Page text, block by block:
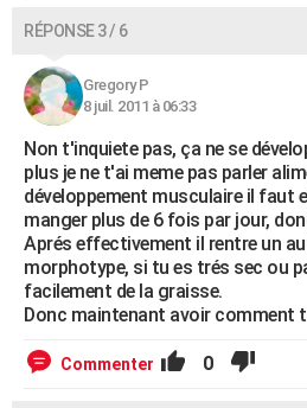
RÉPONSE 3 / 6
Gregory P
8 juil. 2011 à 06:33
Non t'inquiete pas, ça ne se
plus je ne t'ai meme pas parler
développement musculaire il faut
manger plus de 6 fois par jour,
Aprés effectivement il rentre un
morphotype, si tu es trés sec ou
facilement de la graisse.
Donc maintenant avoir comment
Commenter 0